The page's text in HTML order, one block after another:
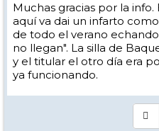
Muchas gracias por la info.
aquí va dai un infarto
de todo el verano
no llegan". La silla de
y el titular el otro día era
ya funcionando.